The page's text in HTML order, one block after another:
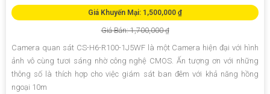
Giá Khuyến Mại: 1,500,000 ₫
Giá Bán: 1,700,000 ₫
Camera quan sát CS-H6-R100-1J5WF là một Camera hiện đại với hình
ảnh vô cùng tươi sáng nhờ công nghệ CMOS. Ấn tượng ơn với những
thông số là thích hợp cho việc giám sát ban đêm với khả năng hồng
ngoại 10m